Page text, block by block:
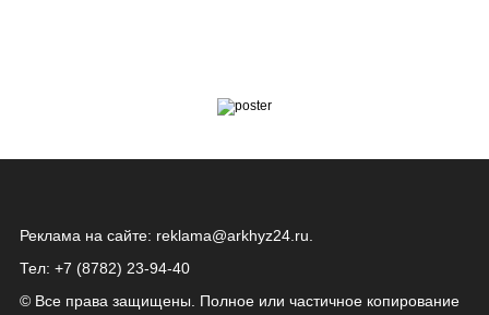
Реклама на сайте: reklama@arkhyz24.ru
Тел: +7 (8782) 23‑94‑40
© Все права защищены. Полное или частичное копирование